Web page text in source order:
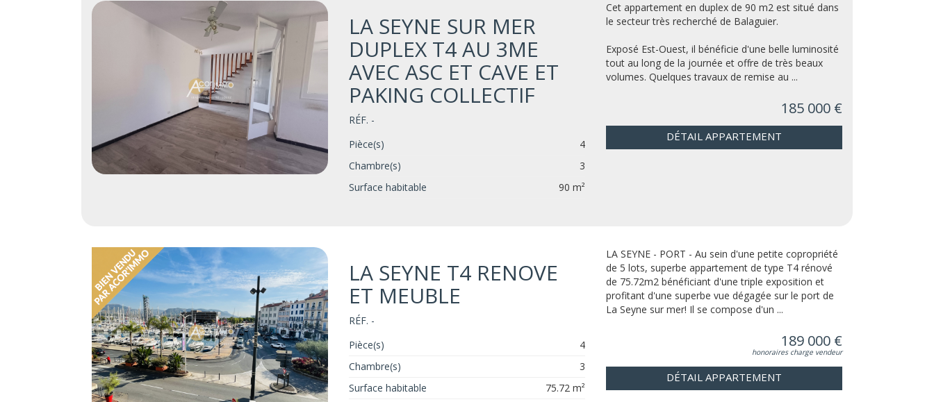
LA SEYNE SUR MER
DUPLEX T4 AU 3ME
AVEC ASC ET CAVE ET
PAKING COLLECTIF
RÉF. -
Pièce(s)
4
Chambre(s)
3
Surface habitable
90 m²
Cet appartement en duplex de 90 m2 est situé dans
le secteur très recherché de Balaguier.
Exposé Est-Ouest, il bénéficie d'une belle luminosité
tout au long de la journée et offre de très beaux
volumes. Quelques travaux de remise au ...
185 000 €
DÉTAIL APPARTEMENT
LA SEYNE T4 RENOVE
ET MEUBLE
RÉF. -
Pièce(s)
4
Chambre(s)
3
Surface habitable
75.72 m²
LA SEYNE - PORT - Au sein d'une petite copropriété
de 5 lots, superbe appartement de type T4 rénové
de 75.72m2 bénéficiant d'une triple exposition et
profitant d'une superbe vue dégagée sur le port de
La Seyne sur mer! Il se compose d'un ...
189 000 €
honoraires charge vendeur
DÉTAIL APPARTEMENT